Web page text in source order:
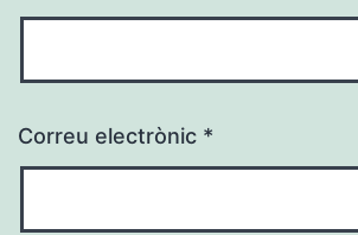
Correu electrònic *